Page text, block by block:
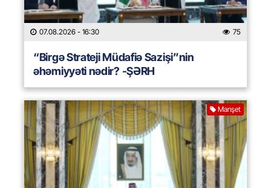
07.08.2026 - 16:30 75
“Birgə Strateji Müdafiə Sazişi”nin
əhəmiyyəti nədir? -ŞƏRH
Manşet